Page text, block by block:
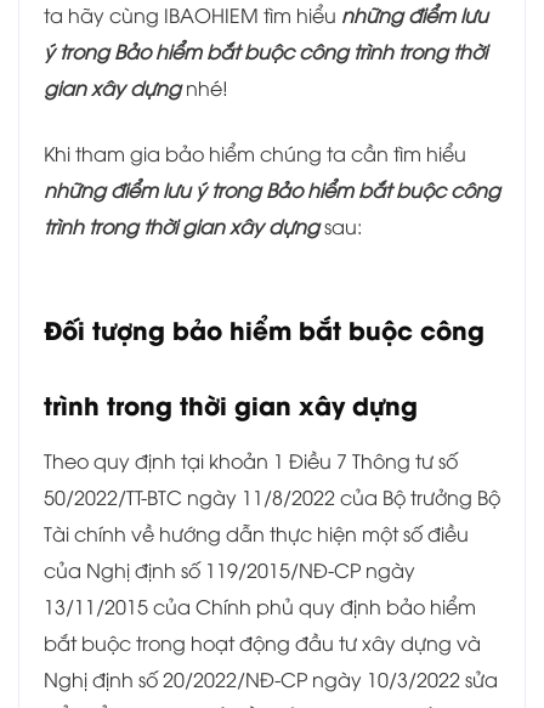
ta hãy cùng IBAOHIEM tìm hiểu những điểm lưu
ý trong Bảo hiểm bắt buộc công trình trong thời
gian xây dựngnhé!
Khi tham gia bảo hiểm chúng ta cần tìm hiểu
những điểm lưu ý trong Bảo hiểm bắt buộc công
trình trong thời gian xây dựngsau:
Đối tượng bảo hiểm bắt buộc công
trình trong thời gian xây dựng
Theo quy định tại khoản 1 Điều 7 Thông tư số
50/2022/TT-BTC ngày 11/8/2022 của Bộ trưởng Bộ
Tài chính về hướng dẫn thực hiện một số điều
của Nghị định số 119/2015/NĐ-CP ngày
13/11/2015 của Chính phủ quy định bảo hiểm
bắt buộc trong hoạt động đầu tư xây dựng và
Nghị định số 20/2022/NĐ-CP ngày 10/3/2022 sửa